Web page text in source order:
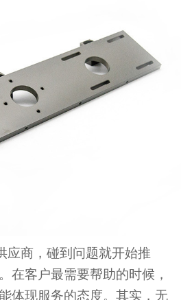
应商，碰到问题就开始推
在客户最需要帮助的时候，
体现服务的态度。其实， 无